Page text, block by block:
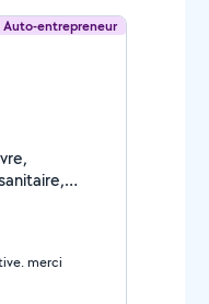
Auto-entrepreneur
depuis
merci